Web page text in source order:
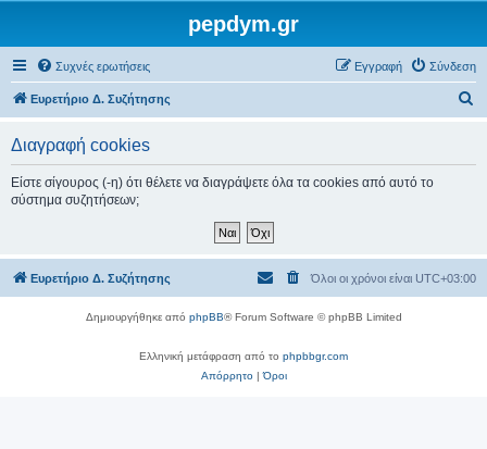
pepdym.gr
Συχνές ερωτήσεις Σύνδεση
Εγγραφή
Ευρετήριο Δ. Συζήτησης
σ
Διαγραφή cookies
Είστε σίγουρος (-η) ότι θέλετε να διαγράψετε όλα τα cookies από αυτό το
σύστημα συζητήσεων;
Ευρετήριο Δ. Συζήτησης Όλοι οι χρόνοι είναι UTC+03:00
Δημιουργήθηκε από phpBB® Forum Software © phpBB Limited
Ελληνική μετάφραση από το phpbbgr.com
Απόρρητο|Όροι